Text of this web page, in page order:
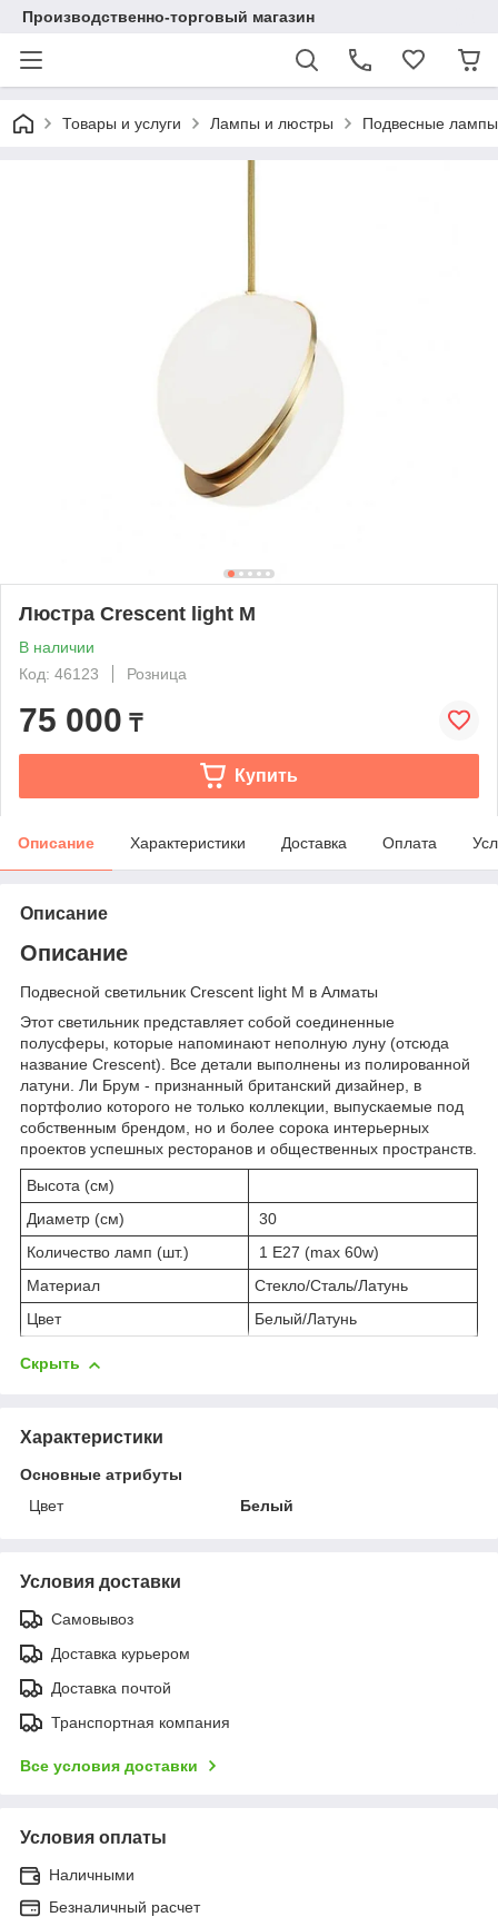
Производственно-торговый магазин
Товары и услуги Лампы и люстры Подвесные лампы
Люстра Crescent light M
В наличии
Код: 46123
Розница
75 000 ₸
Купить
Описание Характеристики Доставка Оплата
Описание
Описание
Подвесной светильник Crescent light M в Алматы
Этот светильник представляет собой соединенные
полусферы, которые напоминают неполную луну (отсюда
название Crescent). Все детали выполнены из полированной
латуни. Ли Брум - признанный британский дизайнер, в
портфолио которого не только коллекции, выпускаемые под
собственным брендом, но и более сорока интерьерных
проектов успешных ресторанов и общественных пространств.
Высота (см)
Диаметр (см)
30
Количество ламп (шт.)
1 E27 (max 60w)
Материал
Стекло/Сталь/Латунь
Цвет
Белый/Латунь
Скрыть
Характеристики
Основные атрибуты
Цвет
Белый
Условия доставки
Самовывоз
Доставка курьером
Доставка почтой
Транспортная компания
Все условия доставки
Условия оплаты
Наличными
Безналичный расчет